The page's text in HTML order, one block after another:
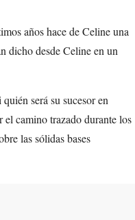
años hace de Celine una
dicho desde Celine en un
será su sucesor en
camino trazado durante los
las sólidas bases